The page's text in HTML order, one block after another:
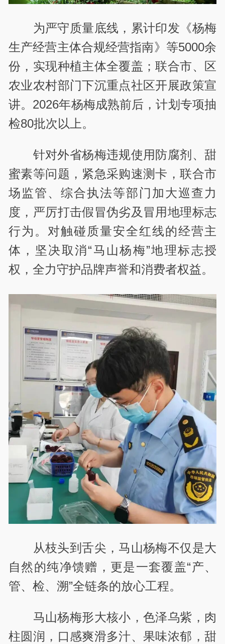
为严守质量底线，累计印发《杨梅
生产经营主体合规经营指南》等5000余
份，实现种植主体全覆盖；联合市、区
农业农村部门下沉重点社区开展政策宣
讲。2026年杨梅成熟前后，计划专项抽
检80批次以上。
针对外省杨梅违规使用防腐剂、甜
蜜素等问题，紧急采购速测卡，联合市
场监管、综合执法等部门加大巡查力
度，严厉打击假冒伪劣及冒用地理标志
行为。对触碰质量安全红线的经营主
体，坚决取消“马山杨梅”地理标志授
权，全力守护品牌声誉和消费者权益。
从枝头到舌尖，马山杨梅不仅是大
自然的纯净馈赠，更是一套覆盖“产、
管、检、溯”全链条的放心工程。
马山杨梅形大核小，色泽乌紫，肉
柱圆润，口感爽滑多汁、果味浓郁，甜